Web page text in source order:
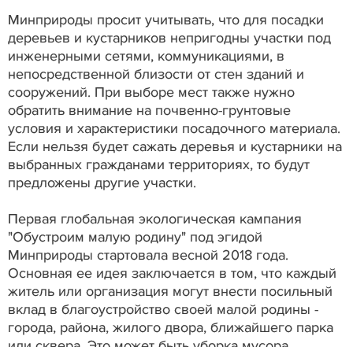
Минприроды просит учитывать, что для посадки
деревьев и кустарников непригодны участки под
инженерными сетями, коммуникациями, в
непосредственной близости от стен зданий и
сооружений. При выборе мест также нужно
обратить внимание на почвенно-грунтовые
условия и характеристики посадочного материала.
Если нельзя будет сажать деревья и кустарники на
выбранных гражданами территориях, то будут
предложены другие участки.
Первая глобальная экологическая кампания
"Обустроим малую родину" под эгидой
Минприроды стартовала весной 2018 года.
Основная ее идея заключается в том, что каждый
житель или организация могут внести посильный
вклад в благоустройство своей малой родины -
города, района, жилого двора, ближайшего парка